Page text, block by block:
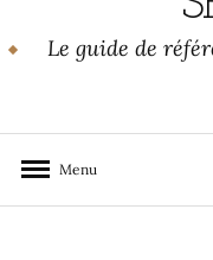
Le guide de
Menu